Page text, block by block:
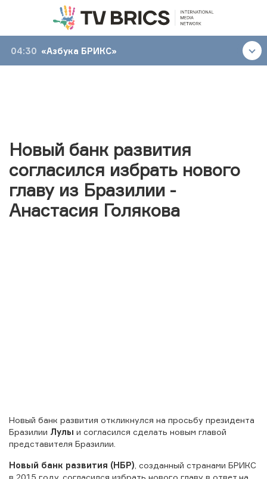
04:30 «Азбука БРИКС»
Новый банк развития
согласился избрать нового
главу из Бразилии -
Анастасия Голякова
Новый банк развития откликнулся на просьбу президента
Бразилии Лулы и согласился сделать новым главой
представителя Бразилии.
Новый банк развития (НБР) , созданный странами БРИКС